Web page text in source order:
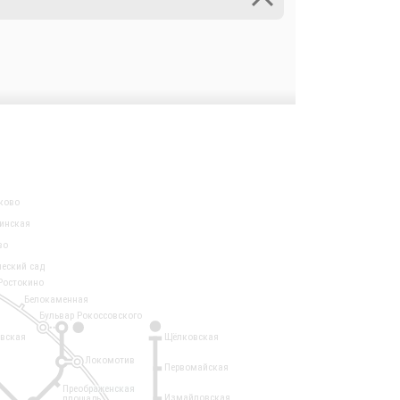
1
Локомотив
сад
Белокаменная
Щёлковская
Первомайская
Измайловская
Бульвар Рокоссовского
Преображенская